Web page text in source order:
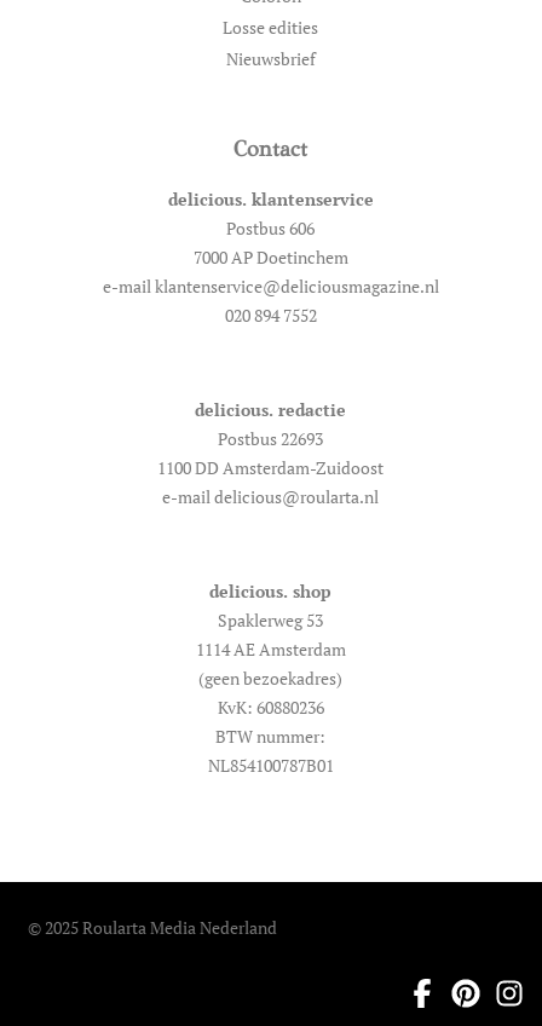
Losse edities
Nieuwsbrief
Contact
delicious. klantenservice
Postbus 606
7000 AP Doetinchem
e-mail klantenservice@deliciousmagazine.nl
020 894 7552
delicious. redactie
Postbus 22693
1100 DD Amsterdam-Zuidoost
e-mail delicious@roularta.nl
delicious. shop
Spaklerweg 53
1114 AE Amsterdam
(geen bezoekadres)
KvK: 60880236
BTW nummer:
NL854100787B01
© 2025 Roularta Media Nederland